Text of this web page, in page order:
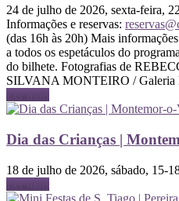
24 de julho de 2026, sexta-feira,
Informações e reservas:
(das 16h às 20h) Mais
a todos os espetáculos do
do bilhete. Fotografias de
SILVANA MONTEIRO / Galeria
Ler mais
Dia das Crianças |
18 de julho de 2026, sábado, 15-
Ler mais